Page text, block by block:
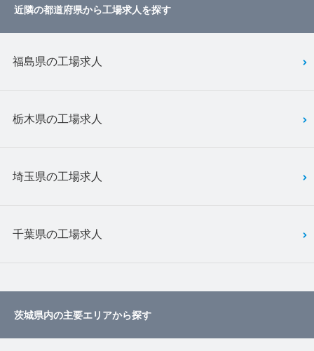
近隣の都道府県から工場求人を探す
福島県の工場求人
栃木県の工場求人
埼玉県の工場求人
千葉県の工場求人
茨城県内の主要エリアから探す